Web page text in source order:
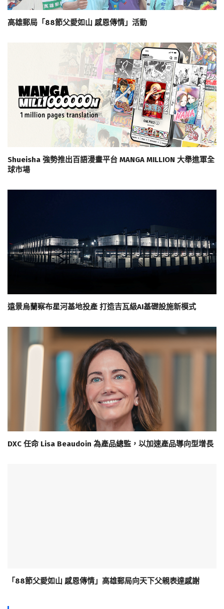
高雄郵局「88節父愛如山 感恩傳情」活動
Shueisha 強勢推出百語漫畫平台 MANGA MILLION 大舉進軍全
球市場
遠景烏蘭察布星河基地投產 打造吉瓦級AI基礎設施新模式
DXC 任命 Lisa Beaudoin 為產品總監，以加速產品導向型增長
「88節父愛如山 感恩傳情」高雄郵局向天下父親表達感謝